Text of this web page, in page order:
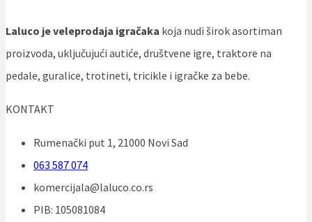
Laluco je veleprodaja igračaka koja nudi širok asortiman
proizvoda, uključujući autiće, društvene igre, traktore na
pedale, guralice, trotineti, tricikle i igračke za bebe.
KONTAKT
Rumenački put 1, 21000 Novi Sad
063 587 074
komercijala@laluco.co.rs
PIB: 105081084